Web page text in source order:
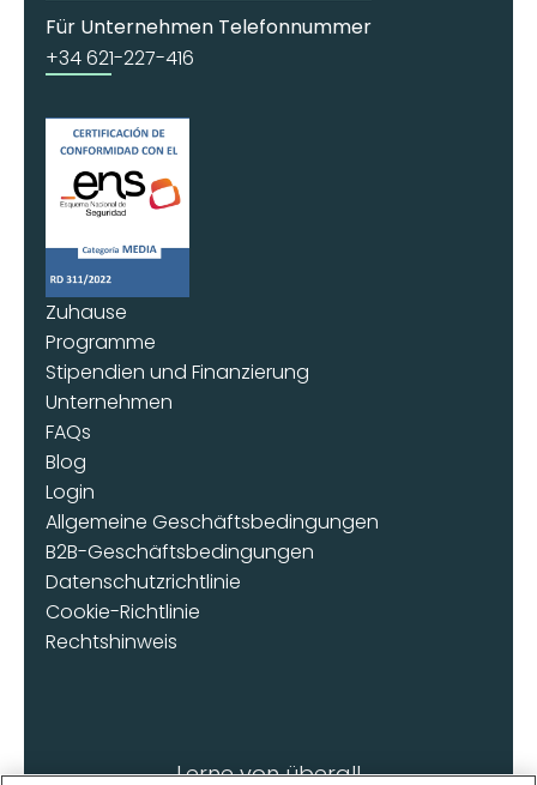
Für Unternehmen Telefonnummer
+34 621-227-416
Zuhause
Programme
Stipendien und Finanzierung
Unternehmen
FAQs
Blog
Login
Allgemeine Geschäftsbedingungen
B2B-Geschäftsbedingungen
Datenschutzrichtlinie
Cookie-Richtlinie
Rechtshinweis
Lerne von überall